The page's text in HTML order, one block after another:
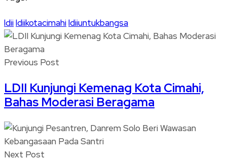
ldiildiikotacimahildiiuntukbangsa
Previous Post
LDII Kunjungi Kemenag Kota Cimahi,
Bahas Moderasi Beragama
Next Post